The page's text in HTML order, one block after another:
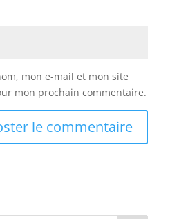
mon e-mail et mon site
mon prochain commentaire.